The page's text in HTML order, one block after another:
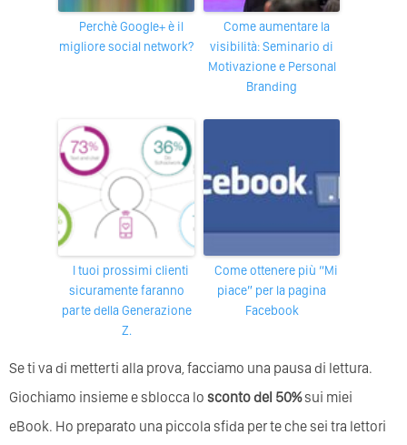
Perchè Google+ è il
migliore social network?
Come aumentare la
visibilità: Seminario di
Motivazione e Personal
Branding
I tuoi prossimi clienti
sicuramente faranno
parte della Generazione
Z.
Come ottenere più “Mi
piace” per la pagina
Facebook
Se ti va di metterti alla prova, facciamo una pausa di lettura.
Giochiamo insieme e sblocca lo sconto del 50%sui miei
eBook. Ho preparato una piccola sfida per te che sei tra lettori